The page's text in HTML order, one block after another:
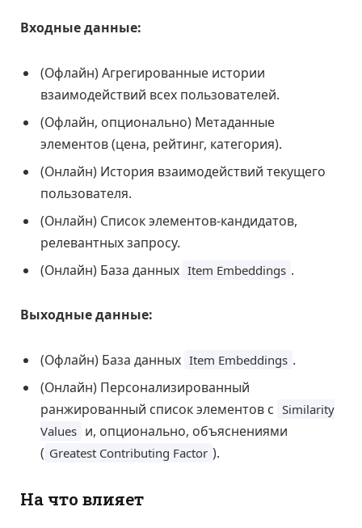
Входные данные:
(Офлайн) Агрегированные истории
взаимодействий всех пользователей.
(Офлайн, опционально) Метаданные
элементов (цена, рейтинг, категория).
(Онлайн) История взаимодействий текущего
пользователя.
(Онлайн) Список элементов-кандидатов,
релевантных запросу.
(Онлайн) База данных Item Embeddings .
Выходные данные:
(Офлайн) База данных Item Embeddings .
(Онлайн) Персонализированный
ранжированный список элементов с Similarity
Values и, опционально, объяснениями
( Greatest Contributing Factor ).
На что влияет